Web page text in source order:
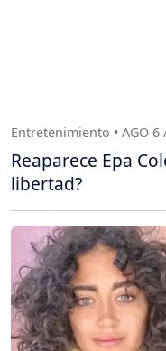
Entretenimiento • AGO 6
Reaparece Epa
libertad?